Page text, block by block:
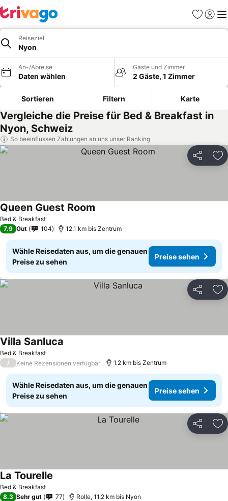
Favoriten
Reiseziel
Nyon
An-/Abreise
Daten wählen
Gäste und Zimmer
2 Gäste, 1 Zimmer
Sortieren Filtern Karte
Vergleiche die Preise für Bed & Breakfast in
Nyon, Schweiz
So beeinflussen Zahlungen an uns unser Ranking
Teilen
Bed & Breakfast
Queen Guest Room
7.9 Gut 104 12.1 km bis Zentrum
Wähle Reisedaten aus, um die genauen
Preise zu sehen
Preise sehen
Teilen
Bed & Breakfast
Villa Sanluca
/ Keine Rezensionen verfügbar 1.2 km bis Zentrum
Wähle Reisedaten aus, um die genauen
Preise zu sehen
Preise sehen
Teilen
Bed & Breakfast
La Tourelle
8.3 Sehr gut 77 Rolle, 11.2 km bis Nyon